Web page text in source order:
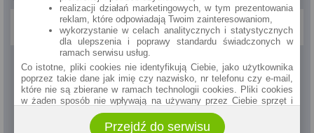
Rata
1713.93zł
RRSO
7.00%
realizacji działań marketingowych, w tym prezentowania
reklam, które odpowiadają Twoim zainteresowaniom,
wykorzystanie w celach analitycznych i statystycznych
dla ulepszenia i poprawy standardu świadczonych w
ramach serwisu usług.
Co istotne, pliki cookies nie identyfikują Ciebie, jako użytkownika
poprzez takie dane jak imię czy nazwisko, nr telefonu czy e-mail,
które nie są zbierane w ramach technologii cookies. Pliki cookies
w żaden sposób nie wpływają na używany przez Ciebie sprzęt i
Zakres wykorzystywania plików cookies możliwy jest do
Przejdź do serwisu